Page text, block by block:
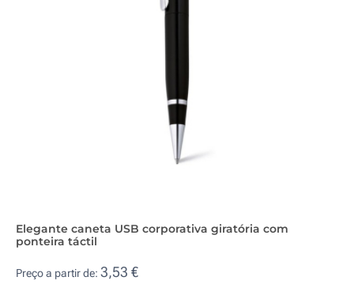
Elegante caneta USB corporativa giratória com
ponteira táctil
Preço a partir de: 3,53 €